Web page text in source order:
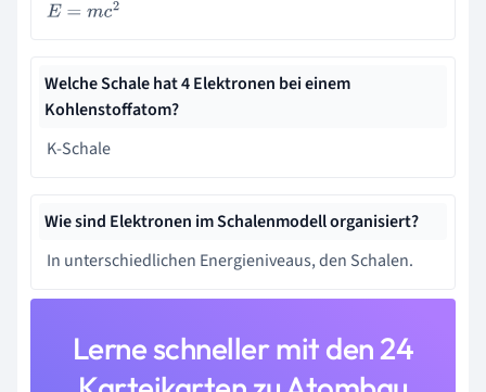
E= mc 2
Welche Schale hat 4 Elektronen bei einem
Kohlenstoffatom?
K-Schale
Wie sind Elektronen im Schalenmodell organisiert?
In unterschiedlichen Energieniveaus, den Schalen.
Lerne schneller mit den 24